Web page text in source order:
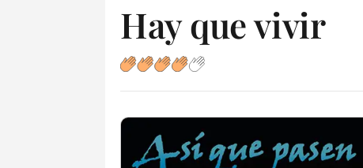
Hay que vivir